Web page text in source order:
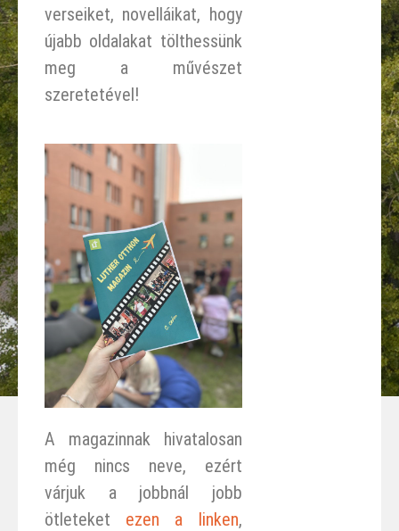
verseiket, novelláikat, hogy
újabb oldalakat tölthessünk
meg a művészet
szeretetével!
A magazinnak hivatalosan
még nincs neve, ezért
várjuk a jobbnál jobb
ötleteket ezen a linken,